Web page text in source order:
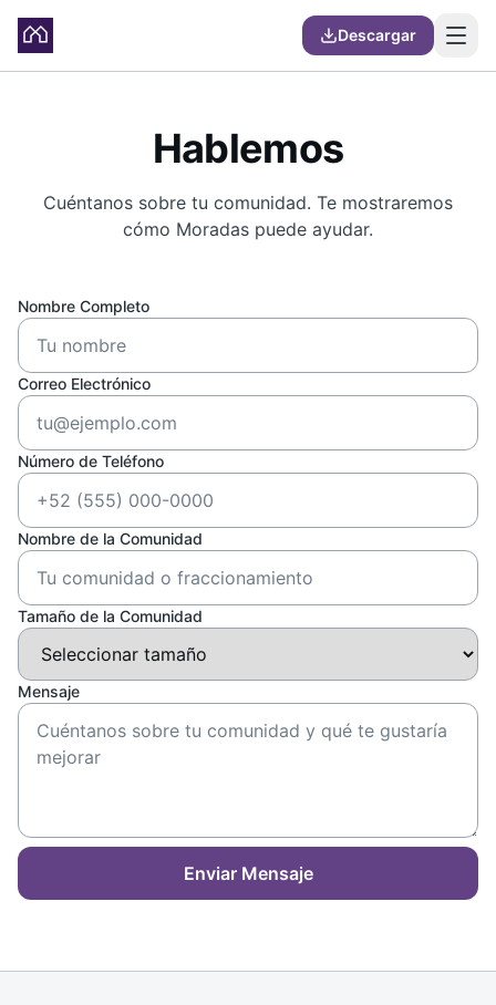
Descargar
Hablemos
Cuéntanos sobre tu comunidad. Te mostraremos
cómo Moradas puede ayudar.
Nombre Completo
Correo Electrónico
Número de Teléfono
Nombre de la Comunidad
Tamaño de la Comunidad
Mensaje
Enviar Mensaje